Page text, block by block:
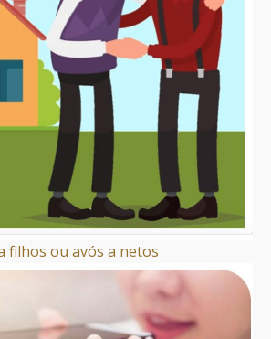
filhos ou avós a netos